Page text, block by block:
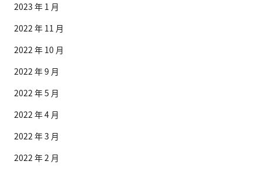
2023 年 1 月
2022 年 11 月
2022 年 10 月
2022 年 9 月
2022 年 5 月
2022 年 4 月
2022 年 3 月
2022 年 2 月